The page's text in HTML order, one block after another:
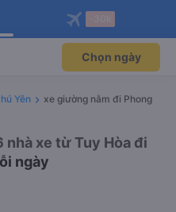
ngay!
viên độc
Mở app
máy bay qua
Mở app
Chọn ngày
Yên
xe giường nằm đi Phong
nhà xe từ Tuy Hòa đi
ngày